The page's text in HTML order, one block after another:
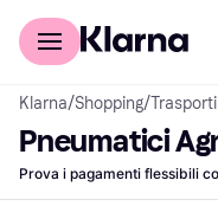
Per il tuo shopping
Klarna/Shopping/
Pneumatici
Prova i pagamenti flessibili